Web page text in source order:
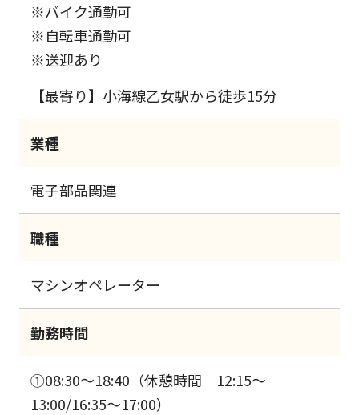
※バイク通勤可
※自転車通勤可
※送迎あり
【最寄り】小海線乙女駅から徒歩15分
業種
電子部品関連
職種
マシンオペレーター
勤務時間
①08:30～18:40（休憩時間 12:15～
13:00/16:35～17:00）